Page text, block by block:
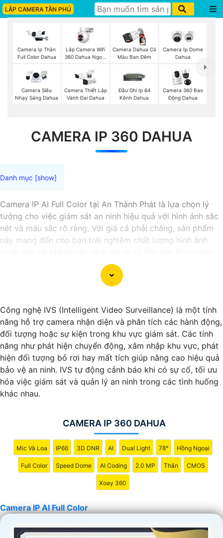
LẮP CAMERA TÂN PHÚ
Camera Ip Thân
Full Color Dahua
Lắp Camera Wifi
360 Dahua Ngoài
Camera Dahua Có
Màu Ban Đêm
Camera Ip Dome
Dahua
Camera Siêu
Nhạy Sáng Dahua
Camera Thiết Lập
Vành Đai Dahua
Đầu Ghi Ip 64
Kênh Dahua
Camera 360 Bao
Động Dahua
CAMERA IP 360 DAHUA
Camera IP AI Full Color tại An Thành Phát là lựa chọn lý
tưởng cho việc giám sát an ninh hiệu quả với hình ảnh sắc
nét và màu sắc rõ ràng. Với giá cả phải chăng, sản phẩm
này mang đến cho bạn trải nghiệm chất lượng hình ảnh
hợp công nghệ trí tuệ nhân tạo (AI), camera này giúp nhận
diện chính xác các chi tiết trong hình ảnh mà không cần
ánh sáng hồng ngoại, giúp tiết kiệm năng lượng và có độ
an toàn.
Công nghệ IVS (Intelligent Video Surveillance) là một tính
năng hỗ trợ camera nhận diện và phân tích các hành động,
đối tượng hoặc sự kiện trong khu vực giám sát. Các tính
năng như phát hiện chuyển động, xâm nhập khu vực, phát
hiện đối tượng bỏ rơi hay mất tích giúp nâng cao hiệu quả
bảo vệ an ninh. IVS tự động cảnh báo khi có sự cố, tối ưu
hóa việc giám sát và quản lý an ninh trong các tình huống
khác nhau.
CAMERA IP 360 DAHUA
Mic Và Loa IP66 3D DNR AI Dual Light 78° Hồng Ngoại
Full Color Speed Dome AI Coding 2.0 MP Thân CMOS
Xoay 360
Camera IP AI Full Color